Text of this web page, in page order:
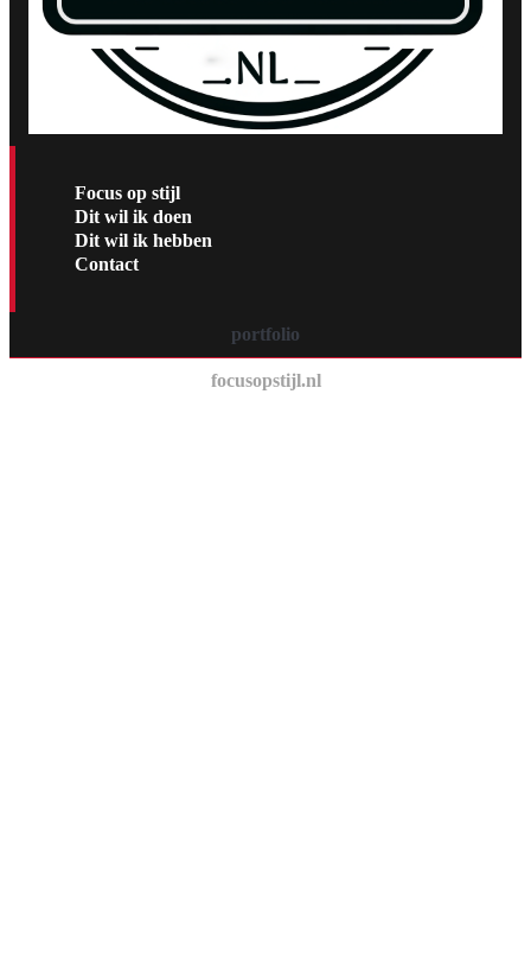
Focus op stijl
Dit wil ik doen
Dit wil ik hebben
Contact
portfolio
focusopstijl.nl